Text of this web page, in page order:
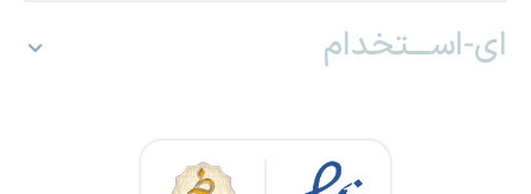
ای-اســـتخدام